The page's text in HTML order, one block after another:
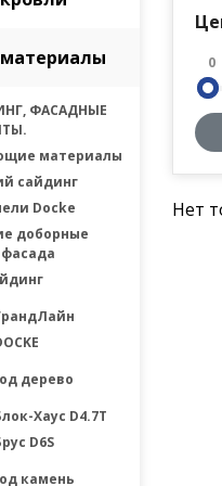
ФАСАДНЫЕ
материалы
сайдинг
Docke
доборные
дерево
Хаус D4.7T
D6S
камень
0
Нет